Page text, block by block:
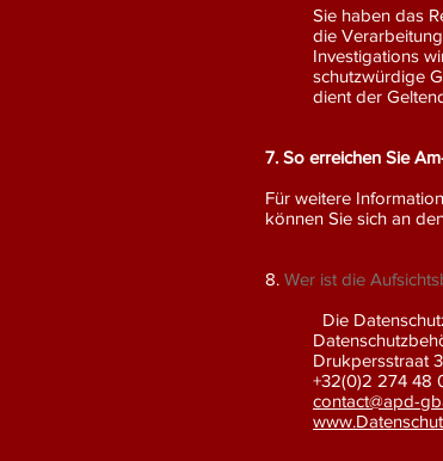
Sie haben das
die
Investigations
schutzwürdige
dient der
7. So erreichen Sie
Für weitere
können Sie sich an
8. Wer ist die
Die
Drukpersstraat
+32(0)2 274 48
contact@apd-